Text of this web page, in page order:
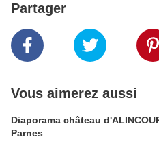
Partager
Vous aimerez aussi
Diaporama château
Parnes